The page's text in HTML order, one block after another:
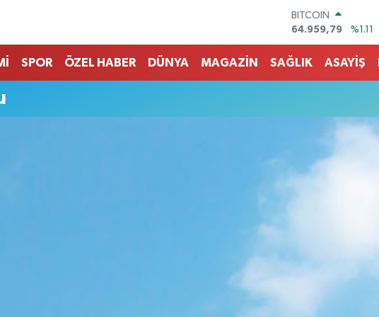
BITCOIN
64.959,79
%1.11
EURO
55,2510
%0.32
GRAM ALTIN
13.779
SPOR ÖZEL HABER DÜNYA MAGAZİN SAĞLIK ASAYİŞ